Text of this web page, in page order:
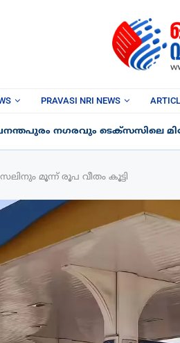
PRAVASI NRI NEWS
നഗരവും ടെക്‌സസിലെ
മൂന്ന് രൂപ വീതം കൂട്ടി